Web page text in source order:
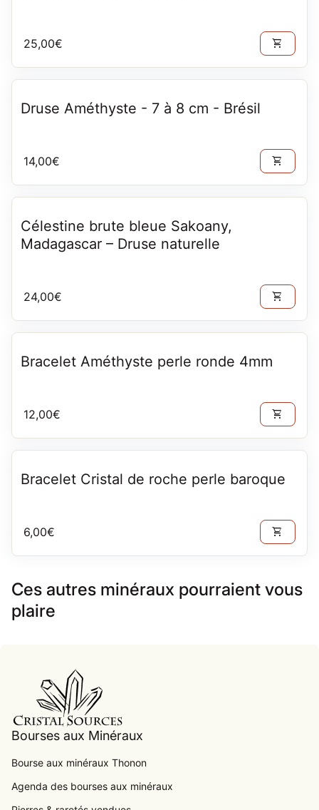
Prix normal
25,00€ shopping_cart
Druse Améthyste - 7 à 8 cm - Brésil
Prix normal
14,00€ shopping_cart
Célestine brute bleue Sakoany,
Madagascar – Druse naturelle
Prix normal
24,00€ shopping_cart
Bracelet Améthyste perle ronde 4mm
Prix normal
12,00€ shopping_cart
Bracelet Cristal de roche perle baroque
Prix normal
6,00€ shopping_cart
Ces autres minéraux pourraient vous
plaire
Bourses aux Minéraux
Bourse aux minéraux Thonon
Agenda des bourses aux minéraux